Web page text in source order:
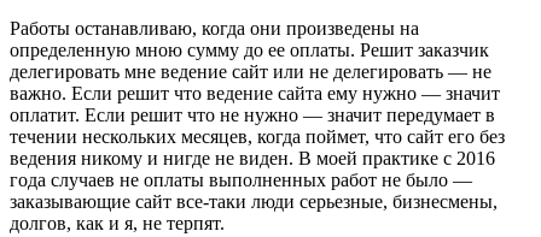
Работы останавливаю, когда они произведены на
определенную мною сумму до ее оплаты. Решит заказчик
делегировать мне ведение сайт или не делегировать — не
важно. Если решит что ведение сайта ему нужно — значит
оплатит. Если решит что не нужно — значит передумает в
течении нескольких месяцев, когда поймет, что сайт его без
ведения никому и нигде не виден. В моей практике с 2016
года случаев не оплаты выполненных работ не было —
заказывающие сайт все-таки люди серьезные, бизнесмены,
долгов, как и я, не терпят.